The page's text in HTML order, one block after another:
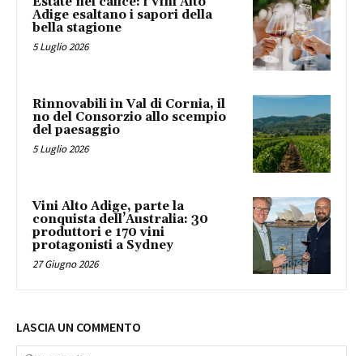
Adige esaltano i sapori della
bella stagione
5 Luglio 2026
Rinnovabili in Val di Cornia, il
no del Consorzio allo scempio
del paesaggio
5 Luglio 2026
Vini Alto Adige, parte la
conquista dell’Australia: 30
produttori e 170 vini
protagonisti a Sydney
27 Giugno 2026
LASCIA UN COMMENTO